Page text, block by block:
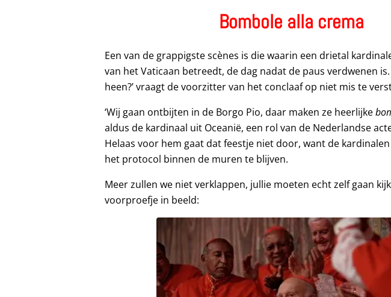
Bombole alla crema
Een van de grappigste scènes is die waarin een drietal
van het Vaticaan betreedt, de dag nadat de paus verdwenen is.
heen?’ vraagt de voorzitter van het conclaaf op niet mis te
‘Wij gaan ontbijten in de Borgo Pio, daar maken ze heerlijke
aldus de kardinaal uit Oceanië, een rol van de Nederlandse
Helaas voor hem gaat dat feestje niet door, want de
het protocol binnen de muren te blijven.
Meer zullen we niet verklappen, jullie moeten echt zelf gaan
voorproefje in beeld: